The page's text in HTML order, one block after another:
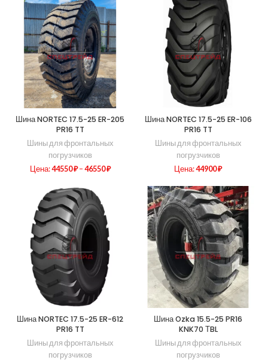
Шина NORTEC 17.5-25 ER-205
PR16 TT
Шины для фронтальных
погрузчиков
Цена:44550₽– 46550₽
Шина NORTEC 17.5-25 ER-106
PR16 TT
Шины для фронтальных
погрузчиков
Цена:44900₽
Шина NORTEC 17.5-25 ER-612
PR16 TT
Шины для фронтальных
погрузчиков
Шина Ozka 15.5-25 PR16
KNK70 ТBL
Шины для фронтальных
погрузчиков